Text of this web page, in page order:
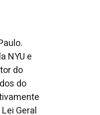
NYU e
do
do
Geral